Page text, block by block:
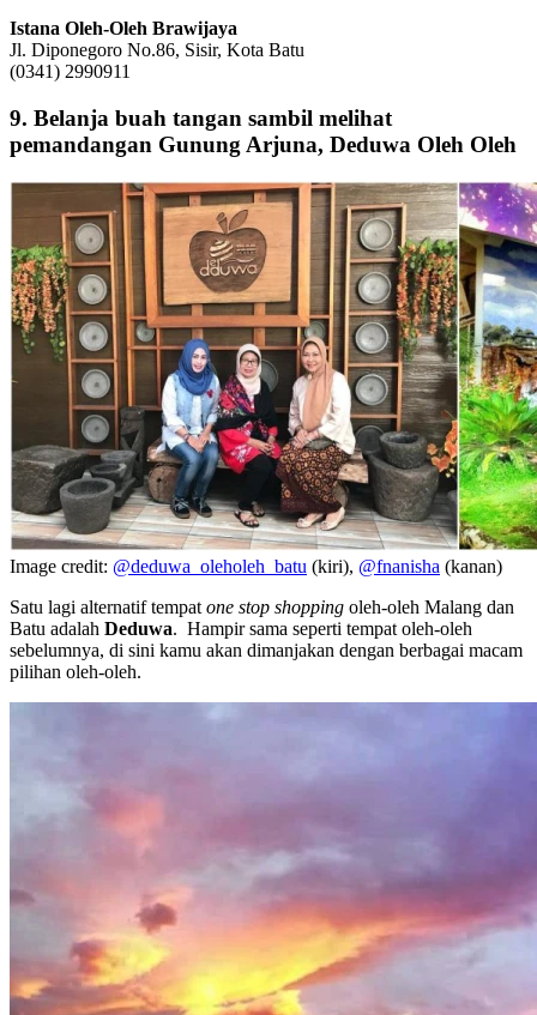
Istana Oleh-Oleh Brawijaya
Jl. Diponegoro No.86, Sisir, Kota Batu
(0341) 2990911
9. Belanja buah tangan sambil melihat
pemandangan Gunung Arjuna, Deduwa Oleh Oleh
Image credit: @deduwa_oleholeh_batu (kiri), @fnanisha (kanan)
Satu lagi alternatif tempat one stop shopping oleh-oleh Malang dan
Batu adalah Deduwa. Hampir sama seperti tempat oleh-oleh
sebelumnya, di sini kamu akan dimanjakan dengan berbagai macam
pilihan oleh-oleh.